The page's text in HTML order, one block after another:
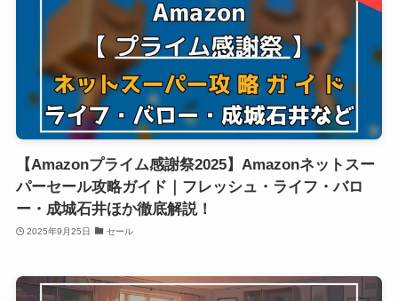
【Amazonプライム感謝祭2025】Amazonネットスー
パーセール攻略ガイド｜フレッシュ・ライフ・バロ
ー・成城石井ほか徹底解説！
2025年9月25日 セール